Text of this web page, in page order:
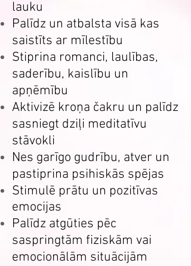
lauku
Palīdz un atbalsta visā kas
saistīts ar mīlestību
Stiprina romanci, laulības,
saderību, kaislību un
apņēmību
Aktivizē kroņa čakru un palīdz
sasniegt dziļi meditatīvu
stāvokli
Nes garīgo gudrību, atver un
pastiprina psihiskās spējas
Stimulē prātu un pozitīvas
emocijas
Palīdz atgūties pēc
saspringtām fiziskām vai
emocionālām situācijām